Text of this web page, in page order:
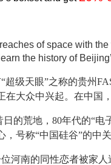
of space with
the history of
超级天眼”之称的贵州
在大众中兴起。在中国
日的荒地，80年代的“
，号称“中国硅谷”的中
河南的同性恋者被家